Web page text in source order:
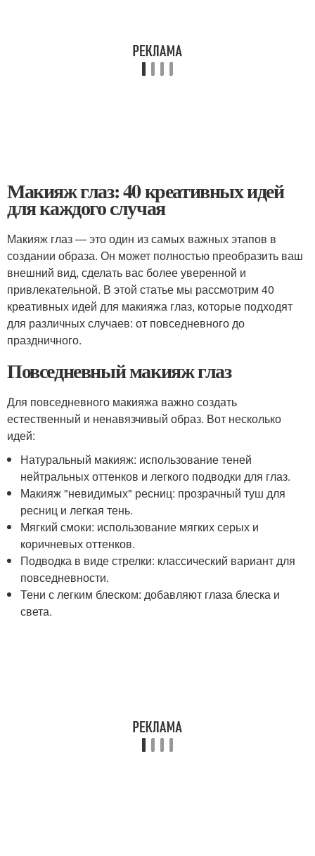
Макияж глаз: 40 креативных идей
для каждого случая
Макияж глаз — это один из самых важных этапов в
создании образа. Он может полностью преобразить ваш
внешний вид, сделать вас более уверенной и
привлекательной. В этой статье мы рассмотрим 40
креативных идей для макияжа глаз, которые подходят
для различных случаев: от повседневного до
праздничного.
Повседневный макияж глаз
Для повседневного макияжа важно создать
естественный и ненавязчивый образ. Вот несколько
идей:
Натуральный макияж: использование теней
нейтральных оттенков и легкого подводки для глаз.
Макияж "невидимых" ресниц: прозрачный туш для
ресниц и легкая тень.
Мягкий смоки: использование мягких серых и
коричневых оттенков.
Подводка в виде стрелки: классический вариант для
повседневности.
Тени с легким блеском: добавляют глаза блеска и
света.